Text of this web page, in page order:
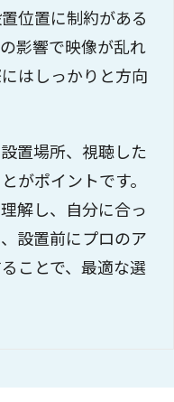
位置に制約がある
影響で映像が乱れ
はしっかりと方向
置場所、視聴した
がポイントです。
解し、自分に合っ
設置前にプロのア
ことで、最適な選